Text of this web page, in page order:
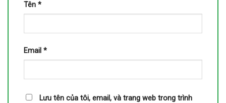
Tên *
Email *
Lưu tên của tôi, email, và trang web trong trình